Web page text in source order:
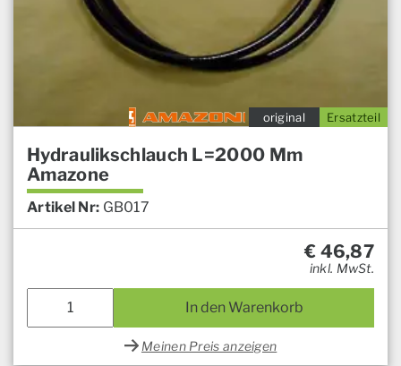
Ersatzteil
original
Hydraulikschlauch L=2000 Mm
Amazone
Artikel Nr: GB017
€ 46,87
inkl. MwSt.
In den Warenkorb
Meinen Preis anzeigen